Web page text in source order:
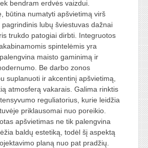
bendram erdvės vaizdui.
būtina numatyti apšvietimą virš
lubų šviestuvas dažnai
trukdo patogiai dirbti. Integruotos
spintelėmis yra
maisto gaminimą ir
Be darbo zonos
suplanuoti ir akcentinį apšvietimą,
atmosferą vakarais. Galima rinktis
reguliatorius, kurie leidžia
priklausomai nuo poreikio.
apšvietimas ne tik palengvina
baldų estetiką, todėl šį aspektą
planą nuo pat pradžių.